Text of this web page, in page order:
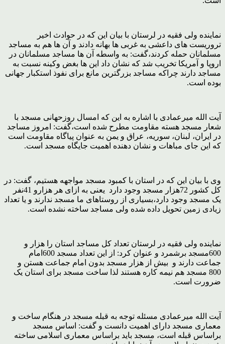
نماینده ولی فقیه در لرستان با بیان این که در حوادث اخیر
تروریست های داعشی به غربی ها بهانه دادند و آن ها هم به مساجد
مسلمانان حمله کردند،گفت: به واسطه آن ها مساجد مسلمانان در
اروپا و آمریکا تخریب شد که نشان داد این ها بغض وکینه نسبت به
مساجد دارند چراکه مساجد بزرگترین مانع برای نفوذ استکبار جهانی
بوده است.
آیت الله میرعمادی با اشاره به این که امسال روزحهانی مسجد با
شعار مسجد هسته مقاومت مطرح شده است،گفت: امروز مساجد
در ایران، لبنان، سوریه، عراق و یمن به عنوان پیاگاه مقاومت است
که این جای مباهات و نشان دهنده اهمیت جایگاه مسجد است.
وی با بیان این که در استان با کمبود مسجد مواجهه هستیم، گفت: در
کل کشور 72هزار مسجد وجود دارد یعنی به ازای هر هزارو 41نفر
یک مسجد وجود دارد،بسیاری از روستاهای ما مسجد ندارند و یا تعداد
زیادی زمین تحویل داده شده ولی مساجد ساخته نشده است.
نماینده ولی فقیه در لرستان تعداد کل مساجد استان را هزار و
600مسجد برشمرد و عنوان کرد: از این تعداد مسجد 600امام
جماعت دارند و بیش از هزار مسجد بدون امام جماعت هستن و
800 مسجد هم نیمه کاره هستند لذا ساخت مسجد برای استان یک
ضرورت است.
آیت الله میرعمادی مسئله توجه به قبله مسجد در هنگام ساخت و
معماری مسجد دارای اهمیت دانست و گفت: اساس مسجد
براساس قبله است، مسجد باید براساس معماری اسلامی ساخته